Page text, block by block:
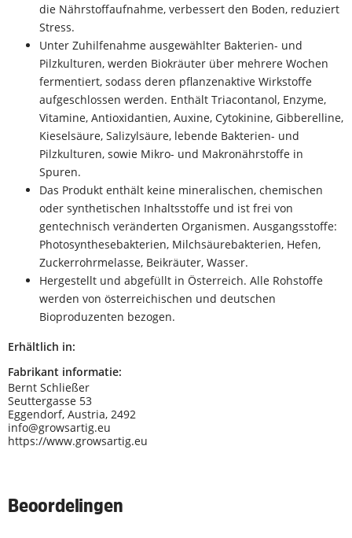
die Nährstoffaufnahme, verbessert den Boden, reduziert
Stress.
Unter Zuhilfenahme ausgewählter Bakterien- und
Pilzkulturen, werden Biokräuter über mehrere Wochen
fermentiert, sodass deren pflanzenaktive Wirkstoffe
aufgeschlossen werden. Enthält Triacontanol, Enzyme,
Vitamine, Antioxidantien, Auxine, Cytokinine, Gibberelline,
Kieselsäure, Salizylsäure, lebende Bakterien- und
Pilzkulturen, sowie Mikro- und Makronährstoffe in
Spuren.
Das Produkt enthält keine mineralischen, chemischen
oder synthetischen Inhaltsstoffe und ist frei von
gentechnisch veränderten Organismen. Ausgangsstoffe:
Photosynthesebakterien, Milchsäurebakterien, Hefen,
Zuckerrohrmelasse, Beikräuter, Wasser.
Hergestellt und abgefüllt in Österreich. Alle Rohstoffe
werden von österreichischen und deutschen
Bioproduzenten bezogen.
Erhältlich in:
Fabrikant informatie:
Bernt Schließer
Seuttergasse 53
Eggendorf, Austria, 2492
info@growsartig.eu
https://www.growsartig.eu
Beoordelingen